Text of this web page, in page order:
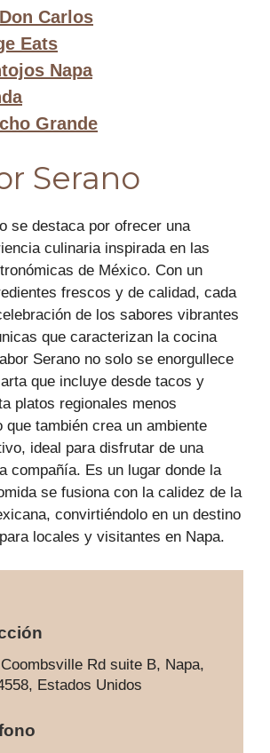
Carlos
Eats
Napa
Grande
Serano
se destaca por ofrecer una
culinaria inspirada en las
de México. Con un
frescos y de calidad, cada
de los sabores vibrantes
que caracterizan la cocina
Serano no solo se enorgullece
que incluye desde tacos y
platos regionales menos
que también crea un ambiente
ideal para disfrutar de una
compañía. Es un lugar donde la
se fusiona con la calidez de la
convirtiéndolo en un destino
locales y visitantes en Napa.
Rd suite B, Napa,
Estados Unidos